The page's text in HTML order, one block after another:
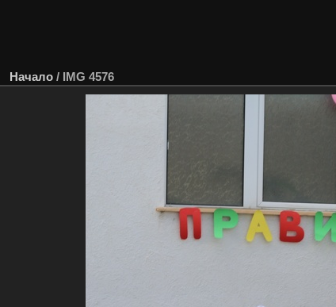
Начало / IMG 4576